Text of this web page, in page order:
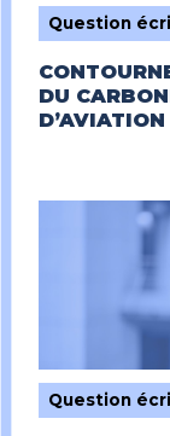
Question
DU
Question